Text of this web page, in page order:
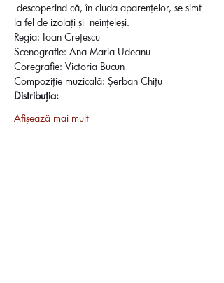
descoperind că, în ciuda aparențelor, se simt
la fel de izolați și  neînțeleși.
Regia: Ioan Crețescu
Scenografie: Ana-Maria Udeanu
Coregrafie: Victoria Bucun
Compoziție muzicală: Șerban Chițu
Distribuția:
Afișează mai mult